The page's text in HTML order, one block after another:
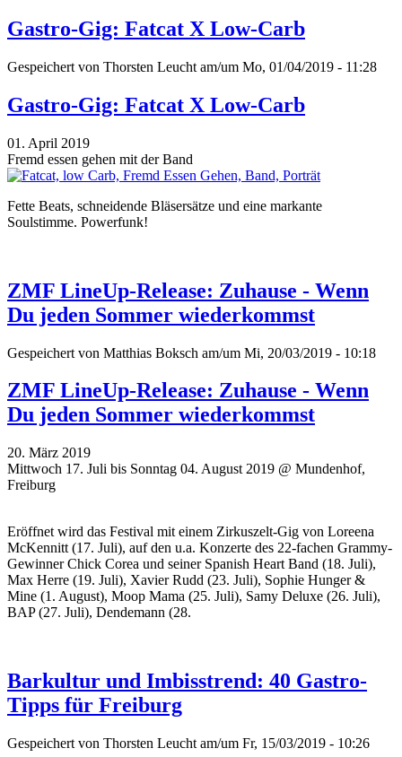
Gastro-Gig: Fatcat X Low-Carb
Gespeichert von Thorsten Leucht am/um Mo, 01/04/2019 - 11:28
Gastro-Gig: Fatcat X Low-Carb
01. April 2019
Fremd essen gehen mit der Band
Fette Beats, schneidende Bläsersätze und eine markante
Soulstimme. Powerfunk!
ZMF LineUp-Release: Zuhause - Wenn
Du jeden Sommer wiederkommst
Gespeichert von Matthias Boksch am/um Mi, 20/03/2019 - 10:18
ZMF LineUp-Release: Zuhause - Wenn
Du jeden Sommer wiederkommst
20. März 2019
Mittwoch 17. Juli bis Sonntag 04. August 2019 @ Mundenhof,
Freiburg
Eröffnet wird das Festival mit einem Zirkuszelt-Gig von Loreena
McKennitt (17. Juli), auf den u.a. Konzerte des 22-fachen Grammy-
Gewinner Chick Corea und seiner Spanish Heart Band (18. Juli),
Max Herre (19. Juli), Xavier Rudd (23. Juli), Sophie Hunger &
Mine (1. August), Moop Mama (25. Juli), Samy Deluxe (26. Juli),
BAP (27. Juli), Dendemann (28.
Barkultur und Imbisstrend: 40 Gastro-
Tipps für Freiburg
Gespeichert von Thorsten Leucht am/um Fr, 15/03/2019 - 10:26